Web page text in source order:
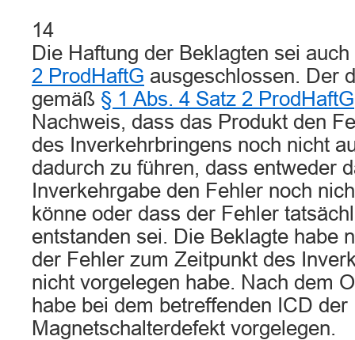
14
Die Haftung der Beklagten sei
2 ProdHaftG ausgeschlossen. Der
gemäß § 1 Abs. 4 Satz 2 ProdHaftG
Nachweis, dass das Produkt den
des Inverkehrbringens noch nicht
dadurch zu führen, dass entweder
Inverkehrgabe den Fehler noch
könne oder dass der Fehler
entstanden sei. Die Beklagte habe
der Fehler zum Zeitpunkt des
nicht vorgelegen habe. Nach dem
habe bei dem betreffenden ICD der
Magnetschalterdefekt vorgelegen.